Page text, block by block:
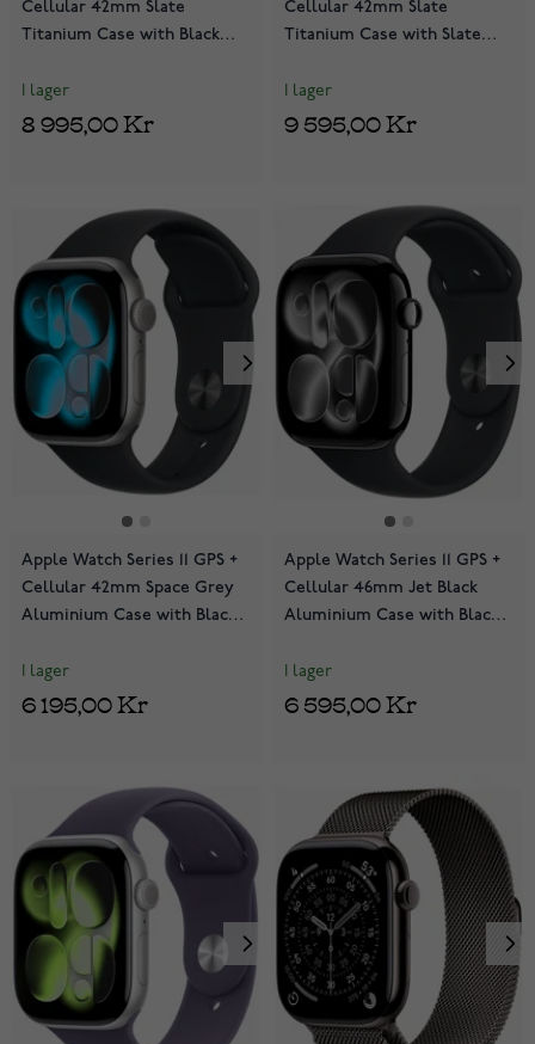
Cellular 42mm Slate
Titanium Case with Black
I lager
8 995,00 Kr
Cellular 42mm Slate
Titanium Case with Slate
I lager
9 595,00 Kr
Apple Watch Series 11 GPS +
Cellular 42mm Space Grey
Aluminium Case with Black
I lager
6 195,00 Kr
Apple Watch Series 11 GPS +
Cellular 46mm Jet Black
Aluminium Case with Black
I lager
6 595,00 Kr